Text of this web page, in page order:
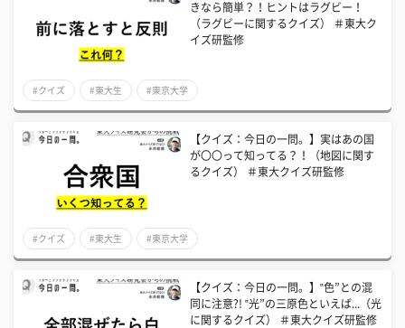
きなら簡単？！ヒントはラグビー！
（ラグビーに関するクイズ） ＃東大ク
イズ研監修
#クイズ #東大生 #東京大学
【クイズ：今日の一問。】実はあの国
が〇〇って知ってる？！（地図に関す
るクイズ） ＃東大クイズ研監修
#クイズ #東大生 #東京大学
【クイズ：今日の一問。】‟色”との混
同に注意?! ‟光”の三原色といえば...（光
に関するクイズ） ＃東大クイズ研監修